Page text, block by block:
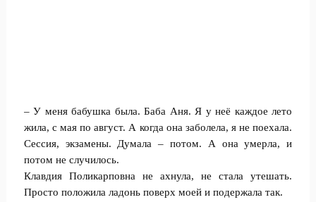
– У меня бабушка была. Баба Аня. Я у неё каждое лето
жила, с мая по август. А когда она заболела, я не поехала.
Сессия, экзамены. Думала – потом. А она умерла, и
потом не случилось.
Клавдия Поликарповна не ахнула, не стала утешать.
Просто положила ладонь поверх моей и подержала так.